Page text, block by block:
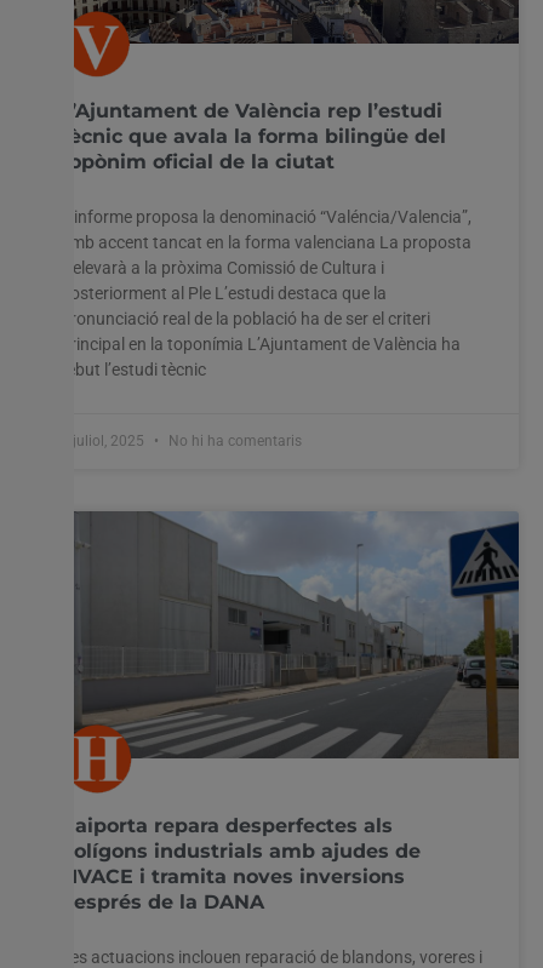
L’Ajuntament de València rep l’estudi
tècnic que avala la forma bilingüe del
topònim oficial de la ciutat
L’informe proposa la denominació “Valéncia/Valencia”,
amb accent tancat en la forma valenciana La proposta
s’elevarà a la pròxima Comissió de Cultura i
posteriorment al Ple L’estudi destaca que la
pronunciació real de la població ha de ser el criteri
principal en la toponímia L’Ajuntament de València ha
rebut l’estudi tècnic
9 juliol, 2025 No hi ha comentaris
Paiporta repara desperfectes als
polígons industrials amb ajudes de
l’IVACE i tramita noves inversions
després de la DANA
Les actuacions inclouen reparació de blandons, voreres i